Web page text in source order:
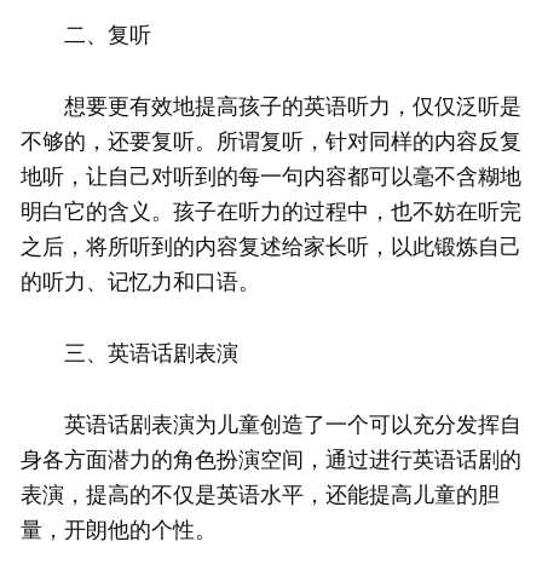
二、复听
想要更有效地提高孩子的英语听力，仅仅泛听是
不够的，还要复听。所谓复听，针对同样的内容反复
地听，让自己对听到的每一句内容都可以毫不含糊地
明白它的含义。孩子在听力的过程中，也不妨在听完
之后，将所听到的内容复述给家长听，以此锻炼自己
的听力、记忆力和口语。
三、英语话剧表演
英语话剧表演为儿童创造了一个可以充分发挥自
身各方面潜力的角色扮演空间，通过进行英语话剧的
表演，提高的不仅是英语水平，还能提高儿童的胆
量，开朗他的个性。